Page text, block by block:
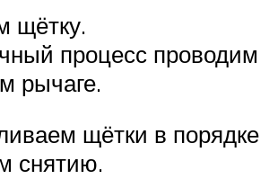
щётку.
процесс проводим
рычаге.
щётки в порядке
снятию.